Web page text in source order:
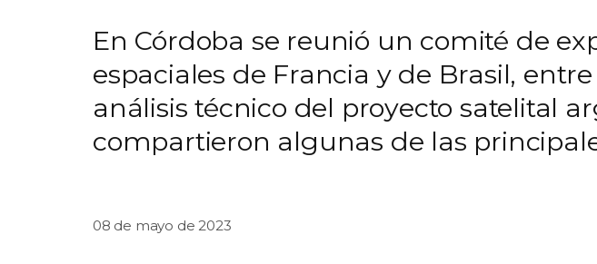
En Córdoba se reunió un comité de
espaciales de Francia y de Brasil,
análisis técnico del proyecto satelital
compartieron algunas de las
08 de mayo de 2023